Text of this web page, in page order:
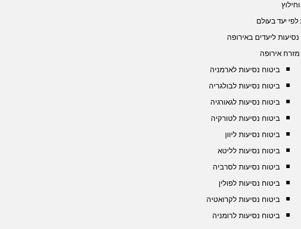
לפי יעד בעולם
ליעדים באירופה
מזרח אירופה
ביטוח נסיעות לארמניה
ביטוח נסיעות לבולגריה
ביטוח נסיעות לגאורגיה
ביטוח נסיעות לטורקיה
ביטוח נסיעות ליוון
ביטוח נסיעות לליטא
ביטוח נסיעות לסרביה
ביטוח נסיעות לפולין
ביטוח נסיעות לקרואטיה
ביטוח נסיעות לרומניה